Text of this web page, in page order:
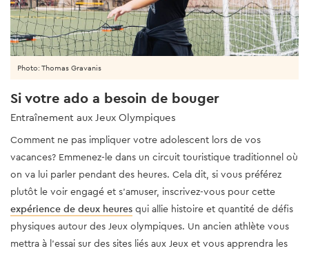
Si votre ado a besoin de bouger
Entraînement aux Jeux Olympiques
Comment ne pas impliquer votre adolescent lors de vos
vacances? Emmenez-le dans un circuit touristique traditionnel où
on va lui parler pendant des heures. Cela dit, si vous préférez
plutôt le voir engagé et s'amuser, inscrivez-vous pour cette
expérience de deux heures qui allie histoire et quantité de défis
physiques autour des Jeux olympiques. Un ancien athlète vous
mettra à l’essai sur des sites liés aux Jeux et vous apprendra les
Photo: Thomas Gravanis